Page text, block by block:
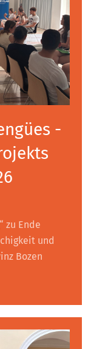
-
zu Ende
und
Bozen